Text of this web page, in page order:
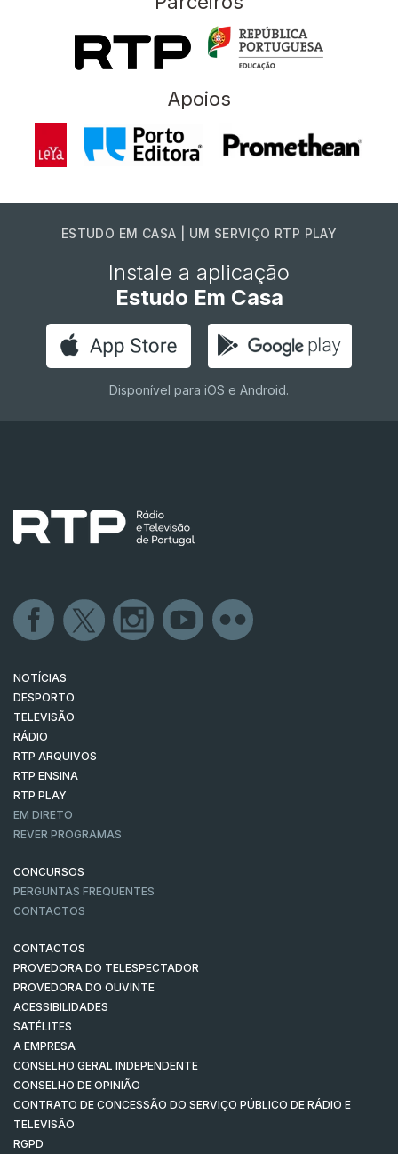
Apoios
ESTUDO EM CASA | UM SERVIÇO RTP PLAY
Instale a aplicação
Estudo Em Casa
Disponível para iOS e Android.
NOTÍCIAS
DESPORTO
TELEVISÃO
RÁDIO
RTP ARQUIVOS
RTP ENSINA
RTP PLAY
EM DIRETO
REVER PROGRAMAS
CONCURSOS
PERGUNTAS FREQUENTES
CONTACTOS
CONTACTOS
PROVEDORA DO TELESPECTADOR
PROVEDORA DO OUVINTE
ACESSIBILIDADES
SATÉLITES
A EMPRESA
CONSELHO GERAL INDEPENDENTE
CONSELHO DE OPINIÃO
CONTRATO DE CONCESSÃO DO SERVIÇO PÚBLICO DE RÁDIO E
TELEVISÃO
RGPD